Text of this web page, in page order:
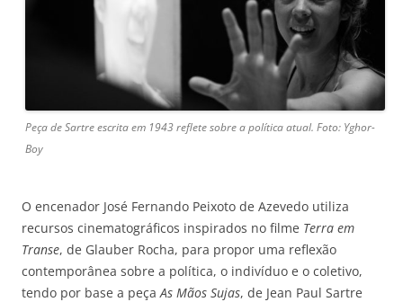
Peça de Sartre escrita em 1943 reflete sobre a política atual. Foto: Yghor-
Boy
O encenador José Fernando Peixoto de Azevedo utiliza
recursos cinematográficos inspirados no filme Terra em
Transe, de Glauber Rocha, para propor uma reflexão
contemporânea sobre a política, o indivíduo e o coletivo,
tendo por base a peça As Mãos Sujas, de Jean Paul Sartre